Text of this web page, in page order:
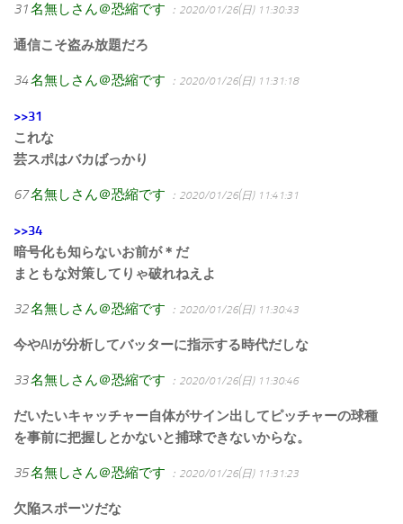
31名無しさん＠恐縮です ：2020/01/26(日) 11:30:33
通信こそ盗み放題だろ
34名無しさん＠恐縮です ：2020/01/26(日) 11:31:18
>>31
これな
芸スポはバカばっかり
67名無しさん＠恐縮です ：2020/01/26(日) 11:41:31
>>34
暗号化も知らないお前が＊だ
まともな対策してりゃ破れねえよ
32名無しさん＠恐縮です ：2020/01/26(日) 11:30:43
今やAIが分析してバッターに指示する時代だしな
33名無しさん＠恐縮です ：2020/01/26(日) 11:30:46
だいたいキャッチャー自体がサイン出してピッチャーの球種
を事前に把握しとかないと捕球できないからな。
35名無しさん＠恐縮です ：2020/01/26(日) 11:31:23
欠陥スポーツだな